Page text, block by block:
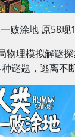
败涂地 原58现
物理模拟解谜
谜题，逃离不